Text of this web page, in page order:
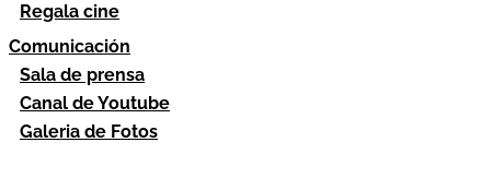
Regala cine
Comunicación
Sala de prensa
Canal de Youtube
Galeria de Fotos